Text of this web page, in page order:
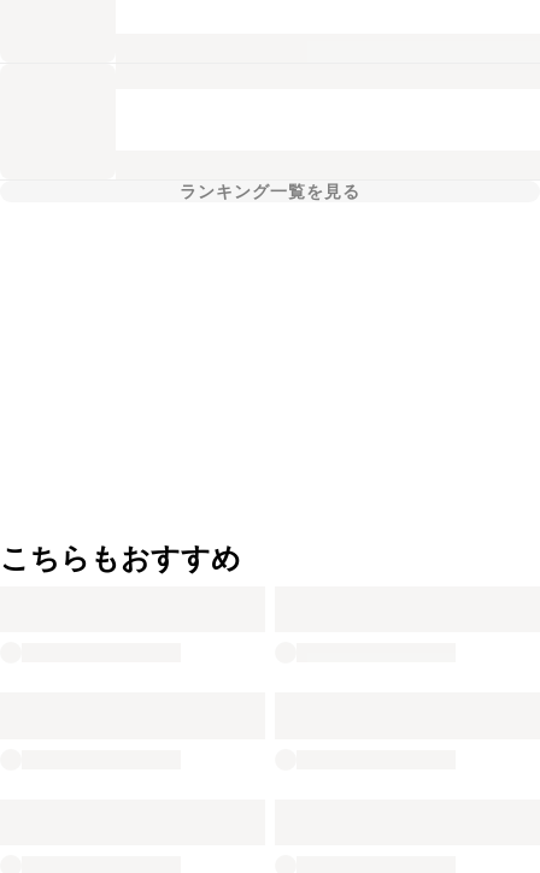
ランキング一覧を見る
こちらもおすすめ